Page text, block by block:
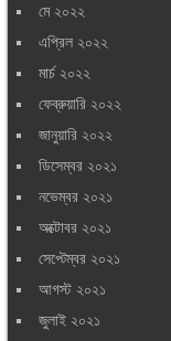
মে ২০২২
এপ্রিল ২০২২
মার্চ ২০২২
ফেব্রুয়ারি ২০২২
জানুয়ারি ২০২২
ডিসেম্বর ২০২১
নভেম্বর ২০২১
অক্টোবর ২০২১
সেপ্টেম্বর ২০২১
আগস্ট ২০২১
জুলাই ২০২১